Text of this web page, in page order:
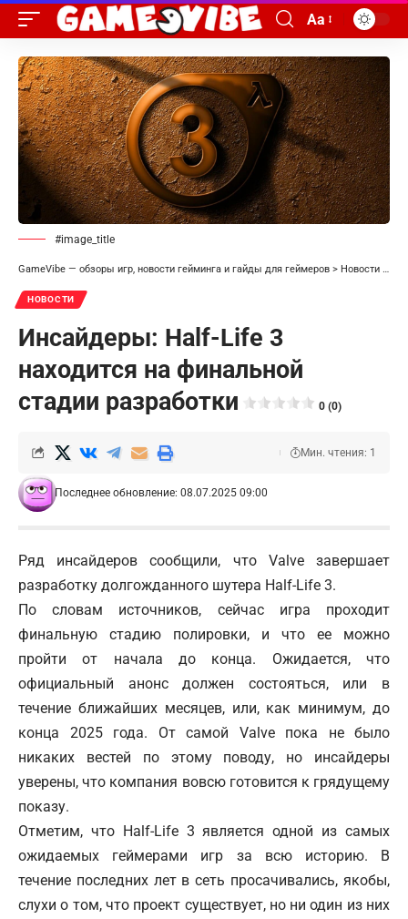
Aa
#image_title
GameVibe — обзоры игр, новости гейминга и гайды для геймеров > Новости
НОВОСТИ
Инсайдеры: Half-Life 3
находится на финальной
стадии разработки
0 (0)
Последнее обновление: 08.07.2025 09:00
Мин. чтения: 1
Ряд инсайдеров сообщили, что Valve завершает
разработку долгожданного шутера Half-Life 3.
По словам источников, сейчас игра проходит
финальную стадию полировки, и что ее можно
пройти от начала до конца. Ожидается, что
официальный анонс должен состояться, или в
течение ближайших месяцев, или, как минимум, до
конца 2025 года. От самой Valve пока не было
никаких вестей по этому поводу, но инсайдеры
уверены, что компания вовсю готовится к грядущему
показу.
Отметим, что Half-Life 3 является одной из самых
ожидаемых геймерами игр за всю историю. В
течение последних лет в сеть просачивались, якобы,
слухи о том, что проект существует, но ни один из них